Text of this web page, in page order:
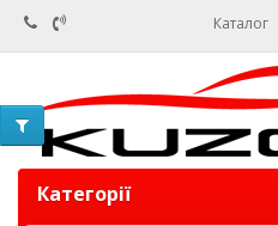
Каталог
Категорії